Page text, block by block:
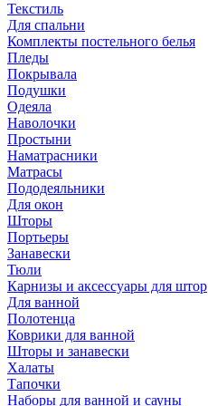
Текстиль
Для спальни
Комплекты постельного белья
Пледы
Покрывала
Подушки
Одеяла
Наволочки
Простыни
Наматрасники
Матрасы
Пододеяльники
Для окон
Шторы
Портьеры
Занавески
Тюли
Карнизы и аксессуары для штор
Для ванной
Полотенца
Коврики для ванной
Шторы и занавески
Халаты
Тапочки
Наборы для ванной и сауны